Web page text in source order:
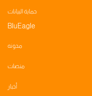
حماية البيانات
BluEagle
مدونه
منصات
أخبار